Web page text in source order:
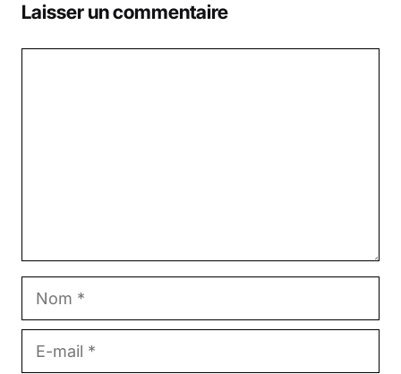
Laisser un commentaire
Nom
E-